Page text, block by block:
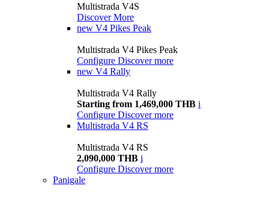
Multistrada V4S
Discover More
new V4 Pikes Peak
Multistrada V4 Pikes Peak
Configure Discover more
new V4 Rally
Multistrada V4 Rally
Starting from 1,469,000 THB i
Configure Discover more
Multistrada V4 RS
Multistrada V4 RS
2,090,000 THB i
Configure Discover more
Panigale